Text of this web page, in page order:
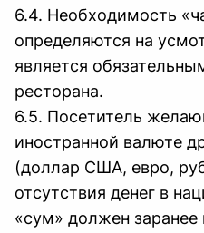
6.4. Необходимость
определяются на
является
ресторана.
6.5. Посетитель
иностранной валюте
(доллар США, евро,
отсутствия денег в
«сум» должен заранее